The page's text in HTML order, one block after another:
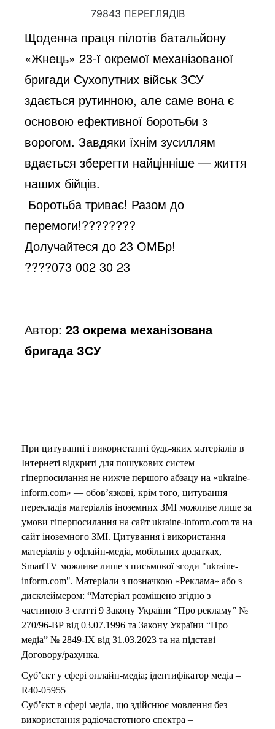
y
V
i
d
79843 ПЕРЕГЛЯДІВ
Щоденна праця пілотів батальйону
«Жнець» 23-ї окремої механізованої
бригади Сухопутних військ ЗСУ
здається рутинною, але саме вона є
основою ефективної боротьби з
ворогом. Завдяки їхнім зусиллям
вдається зберегти найцінніше — життя
наших бійців.
Боротьба триває! Разом до
перемоги!????????
Долучайтеся до 23 ОМБр!
????073 002 30 23
Автор:23 окрема механізована
бригада ЗСУ
При цитуванні і використанні будь-яких матеріалів в
Інтернеті відкриті для пошукових систем
гіперпосилання не нижче першого абзацу на «ukraine-
inform.com» — обов’язкові, крім того, цитування
перекладів матеріалів іноземних ЗМІ можливе лише за
умови гіперпосилання на сайт ukraine-inform.com та на
сайт іноземного ЗМІ. Цитування і використання
матеріалів у офлайн-медіа, мобільних додатках,
SmartTV можливе лише з письмової згоди "ukraine-
inform.com". Матеріали з позначкою «Реклама» або з
дисклеймером: “Матеріал розміщено згідно з
частиною 3 статті 9 Закону України “Про рекламу” №
270/96-ВР від 03.07.1996 та Закону України “Про
медіа” № 2849-IX від 31.03.2023 та на підставі
Договору/рахунка.
Суб’єкт у сфері онлайн-медіа; ідентифікатор медіа –
R40-05955
Суб’єкт в сфері медіа, що здійснює мовлення без
використання радіочастотного спектра –